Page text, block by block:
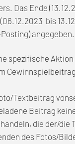
Das Ende
bis
angegeben.
spezifische
Textbeitrag
Beitrag
die der/
des Fotos/